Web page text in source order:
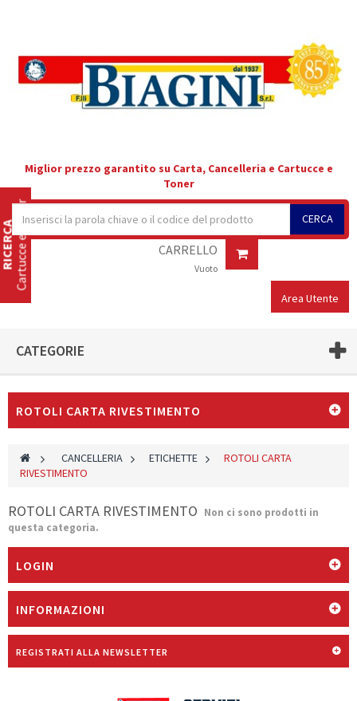
Miglior prezzo garantito su Carta, Cancelleria e Cartucce e
Toner
CERCA
CARRELLO
Vuoto
Area Utente
CATEGORIE
ROTOLI CARTA RIVESTIMENTO
> CANCELLERIA > ETICHETTE >
ROTOLI CARTA
RIVESTIMENTO
ROTOLI CARTA RIVESTIMENTO Non ci sono prodotti in
questa categoria.
LOGIN
INFORMAZIONI
REGISTRATI ALLA NEWSLETTER
Cartucce e Toner